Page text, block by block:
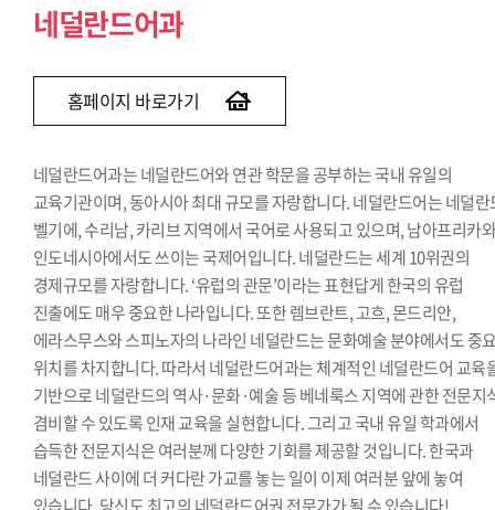
네덜란드어과
홈페이지 바로가기
네덜란드어과는 네덜란드어와 연관 학문을 공부하는 국내 유일의
교육기관이며, 동아시아 최대 규모를 자랑합니다. 네덜란드어는 네덜란
벨기에, 수리남, 카리브 지역에서 국어로 사용되고 있으며, 남아프리카
인도네시아에서도 쓰이는 국제어입니다. 네덜란드는 세계 10위권의
경제규모를 자랑합니다. ‘유럽의 관문’이라는 표현답게 한국의 유럽
진출에도 매우 중요한 나라입니다. 또한 렘브란트, 고흐, 몬드리안,
에라스무스와 스피노자의 나라인 네덜란드는 문화예술 분야에서도 중
위치를 차지합니다. 따라서 네덜란드어과는 체계적인 네덜란드어 교육
기반으로 네덜란드의 역사·문화·예술 등 베네룩스 지역에 관한 전문지
겸비할 수 있도록 인재 교육을 실현합니다. 그리고 국내 유일 학과에서
습득한 전문지식은 여러분께 다양한 기회를 제공할 것입니다. 한국과
네덜란드 사이에 더 커다란 가교를 놓는 일이 이제 여러분 앞에 놓여